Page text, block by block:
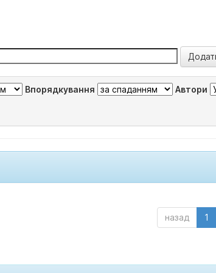
Впорядкування Автори
назад 1